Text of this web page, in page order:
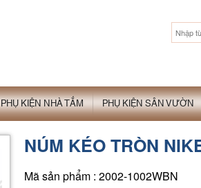
PHỤ KIỆN NHÀ TẮM PHỤ KIỆN SÂN VƯỜN
NÚM KÉO TRÒN
Mã sản phẩm : 2002-1002WBN